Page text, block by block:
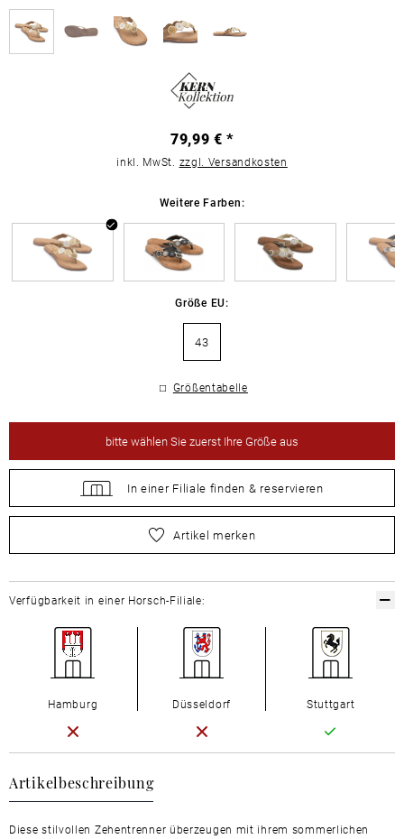
79,99 € *
inkl. MwSt. zzgl. Versandkosten
Weitere Farben:
Größe EU:
43
Größentabelle
bittewählen Sie zuerst Ihre Größe aus
In einer Filiale finden & reservieren
wählen Sie zuerst Ihre Größe aus
Artikel merken
Artikelbeschreibung
Diese stilvollen Zehentrenner überzeugen mit ihrem sommerlichen
Verfügbarkeit in einer Horsch-Filiale:
Hamburg Düsseldorf Stuttgart